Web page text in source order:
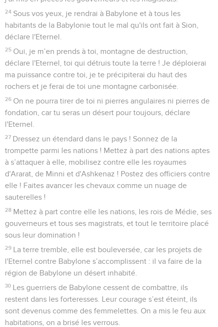
24 Sous vos yeux, je rendrai à Babylone et à tous les
habitants de la Babylonie tout le mal qu'ils ont fait à Sion,
déclare l'Eternel.
25 Oui, je m’en prends à toi, montagne de destruction,
déclare l'Eternel, toi qui détruis toute la terre ! Je déploierai
ma puissance contre toi, je te précipiterai du haut des
rochers et je ferai de toi une montagne carbonisée.
26 On ne pourra tirer de toi ni pierres angulaires ni pierres de
fondation, car tu seras un désert pour toujours, déclare
l'Eternel.
27 Dressez un étendard dans le pays ! Sonnez de la
trompette parmi les nations ! Mettez à part des nations aptes
à s’attaquer à elle, mobilisez contre elle les royaumes
d'Ararat, de Minni et d'Ashkenaz ! Postez des officiers contre
elle ! Faites avancer les chevaux comme un nuage de
sauterelles !
28 Mettez à part contre elle les nations, les rois de Médie, ses
gouverneurs et tous ses magistrats, et tout le territoire placé
sous leur domination !
29 La terre tremble, elle est bouleversée, car les projets de
l'Eternel contre Babylone s’accomplissent : il va faire de la
région de Babylone un désert inhabité.
30 Les guerriers de Babylone cessent de combattre, ils
restent dans les forteresses. Leur courage s’est éteint, ils
sont devenus comme des femmelettes. On a mis le feu aux
habitations, on a brisé les verrous.